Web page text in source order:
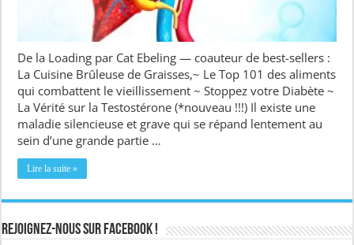
De la Loading par Cat Ebeling — coauteur de best-sellers :
La Cuisine Brûleuse de Graisses,~ Le Top 101 des aliments
qui combattent le vieillissement ~ Stoppez votre Diabète ~
La Vérité sur la Testostérone (*nouveau !!!) Il existe une
maladie silencieuse et grave qui se répand lentement au
sein d’une grande partie …
Lire la suite »
Rejoignez-nous sur Facebook !